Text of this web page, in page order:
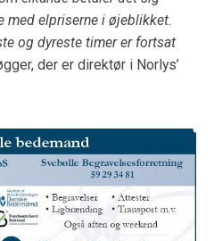
med elpriserne i øjeblikket.
og dyreste timer er fortsat
der er direktør i Norlys’